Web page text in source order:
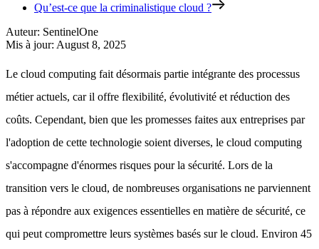
Qu’est-ce que la criminalistique cloud ?
Auteur: SentinelOne
Mis à jour: August 8, 2025
Le cloud computing fait désormais partie intégrante des processus
métier actuels, car il offre flexibilité, évolutivité et réduction des
coûts. Cependant, bien que les promesses faites aux entreprises par
l'adoption de cette technologie soient diverses, le cloud computing
s'accompagne d'énormes risques pour la sécurité. Lors de la
transition vers le cloud, de nombreuses organisations ne parviennent
pas à répondre aux exigences essentielles en matière de sécurité, ce
qui peut compromettre leurs systèmes basés sur le cloud. Environ 45